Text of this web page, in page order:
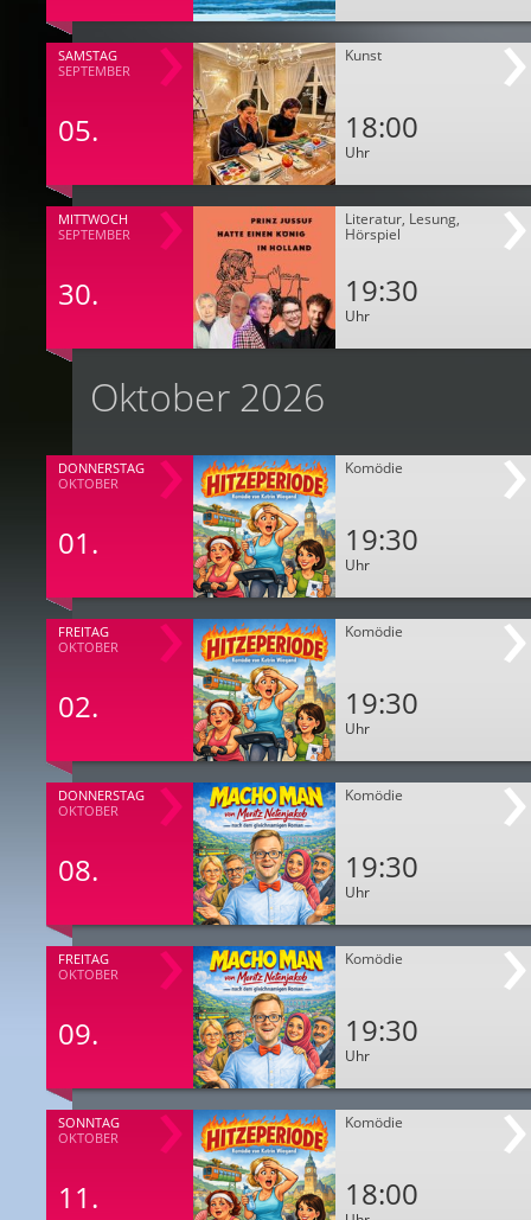
SAMSTAG
SEPTEMBER
05.
Kunst
18:00
Uhr
MITTWOCH
SEPTEMBER
30.
Literatur, Lesung,
Hörspiel
19:30
Uhr
Oktober 2026
DONNERSTAG
OKTOBER
01.
Komödie
19:30
Uhr
FREITAG
OKTOBER
02.
Komödie
19:30
Uhr
DONNERSTAG
OKTOBER
08.
Komödie
19:30
Uhr
FREITAG
OKTOBER
09.
Komödie
19:30
Uhr
SONNTAG
OKTOBER
11.
Komödie
18:00